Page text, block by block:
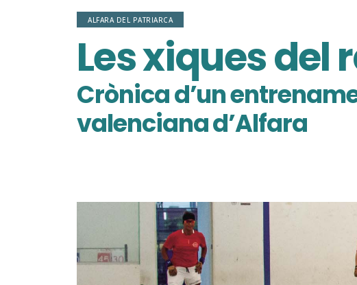
ALFARA DEL PATRIARCA
Les xiques del
Crònica d’un
valenciana d’Alfara